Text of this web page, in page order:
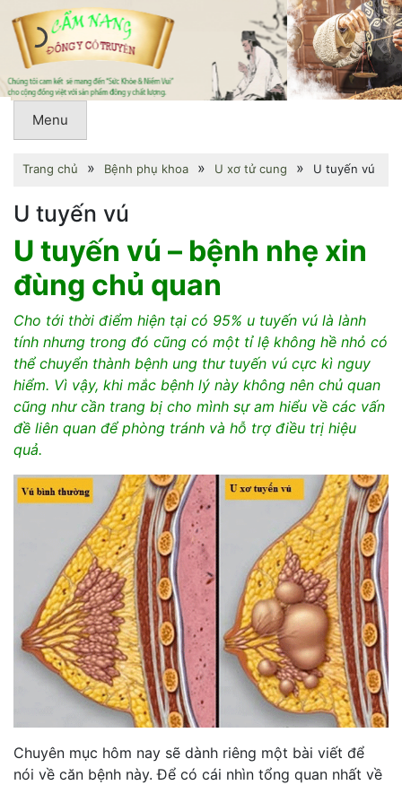
Menu
Trang chủ » Bệnh phụ khoa » U xơ tử cung » U tuyến vú
U tuyến vú
U tuyến vú – bệnh nhẹ xin
đùng chủ quan
Cho tới thời điểm hiện tại có 95% u tuyến vú là lành
tính nhưng trong đó cũng có một tỉ lệ không hề nhỏ có
thể chuyển thành bệnh ung thư tuyến vú cực kì nguy
hiểm. Vì vậy, khi mắc bệnh lý này không nên chủ quan
cũng như cần trang bị cho mình sự am hiểu về các vấn
đề liên quan để phòng tránh và hỗ trợ điều trị hiệu
quả.
Chuyên mục hôm nay sẽ dành riêng một bài viết để
nói về căn bệnh này. Để có cái nhìn tổng quan nhất về